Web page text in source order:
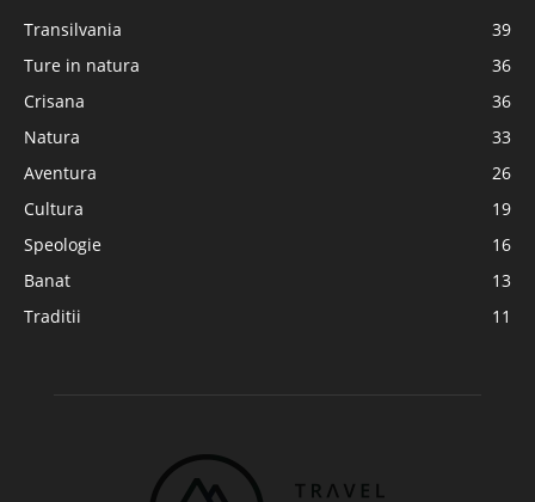
Transilvania
39
Ture in natura
36
Crisana
36
Natura
33
Aventura
26
Cultura
19
Speologie
16
Banat
13
Traditii
11